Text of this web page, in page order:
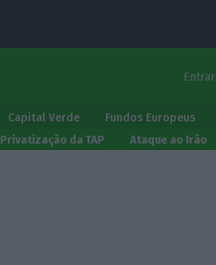
Entrar
Capital Verde Fundos Europeus
Privatização da TAP Ataque ao Irão